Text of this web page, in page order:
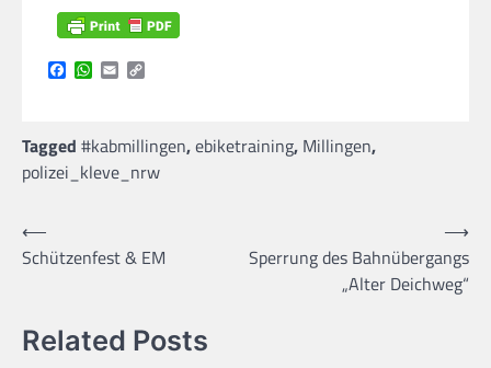
Facebook
WhatsApp
Email
Tagged #kabmillingen,ebiketraining, Millingen,
polizei_kleve_nrw
Beitragsnavigation
⟵
Schützenfest & EM
Sperrung des Bahnübergangs
„Alter Deichweg“
⟶
Related Posts